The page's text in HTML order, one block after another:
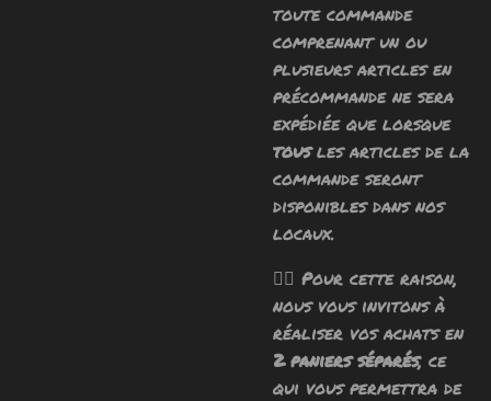
toute commande
comprenant un ou
plusieurs articles en
précommande ne sera
expédiée que lorsque
tousles articles de la
commande seront
disponibles dans nos
locaux.
🧙‍♂️ Pour cette raison,
nous vous invitons à
réaliser vos achats en
2 paniers séparés, ce
qui vous permettra de